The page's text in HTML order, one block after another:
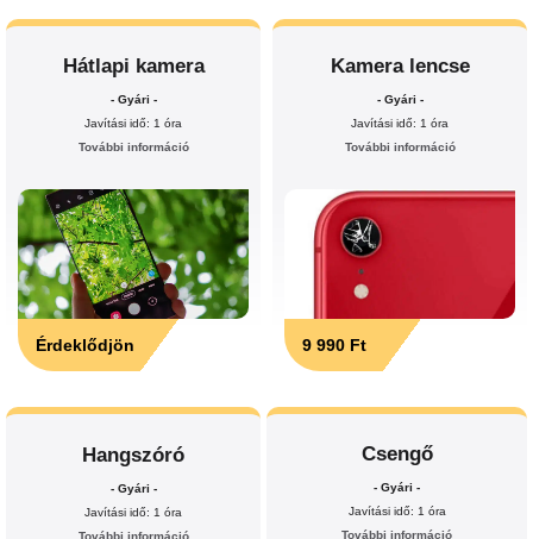
Hátlapi kamera
- Gyári -
Javítási idő: 1 óra
További információ
Érdeklődjön
Kamera lencse
- Gyári -
Javítási idő: 1 óra
További információ
9 990 Ft
Hangszóró
- Gyári -
Javítási idő: 1 óra
További információ
Csengő
- Gyári -
Javítási idő: 1 óra
További információ